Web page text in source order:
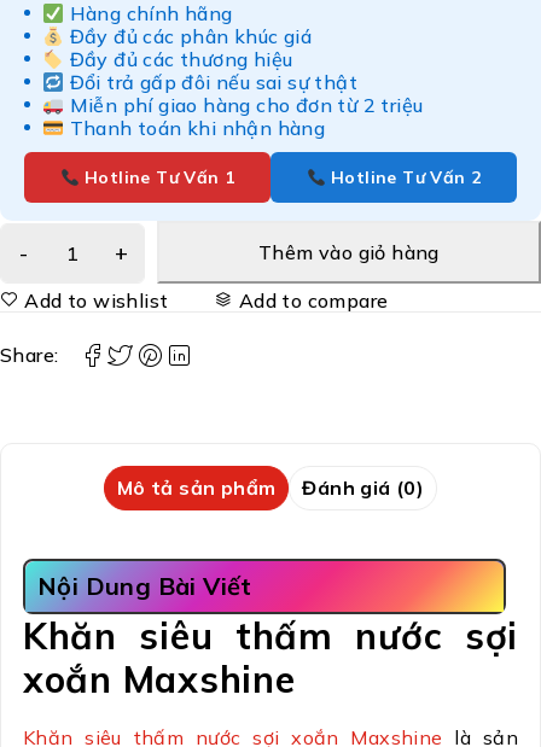
Hàng chính hãng
Đầy đủ các phân khúc giá
Đầy đủ các thương hiệu
Đổi trả gấp đôi nếu sai sự thật
Miễn phí giao hàng cho đơn từ 2 triệu
Thanh toán khi nhận hàng
Hotline Tư Vấn 1 Hotline Tư Vấn 2
Thêm vào giỏ hàng
Add to wishlist
Add to compare
Share:
Mô tả sản phẩm Đánh giá (0)
Nội Dung Bài Viết
Khăn siêu thấm nước sợi
xoắn Maxshine
Khăn siêu thấm nước sợi xoắn Maxshine là sản